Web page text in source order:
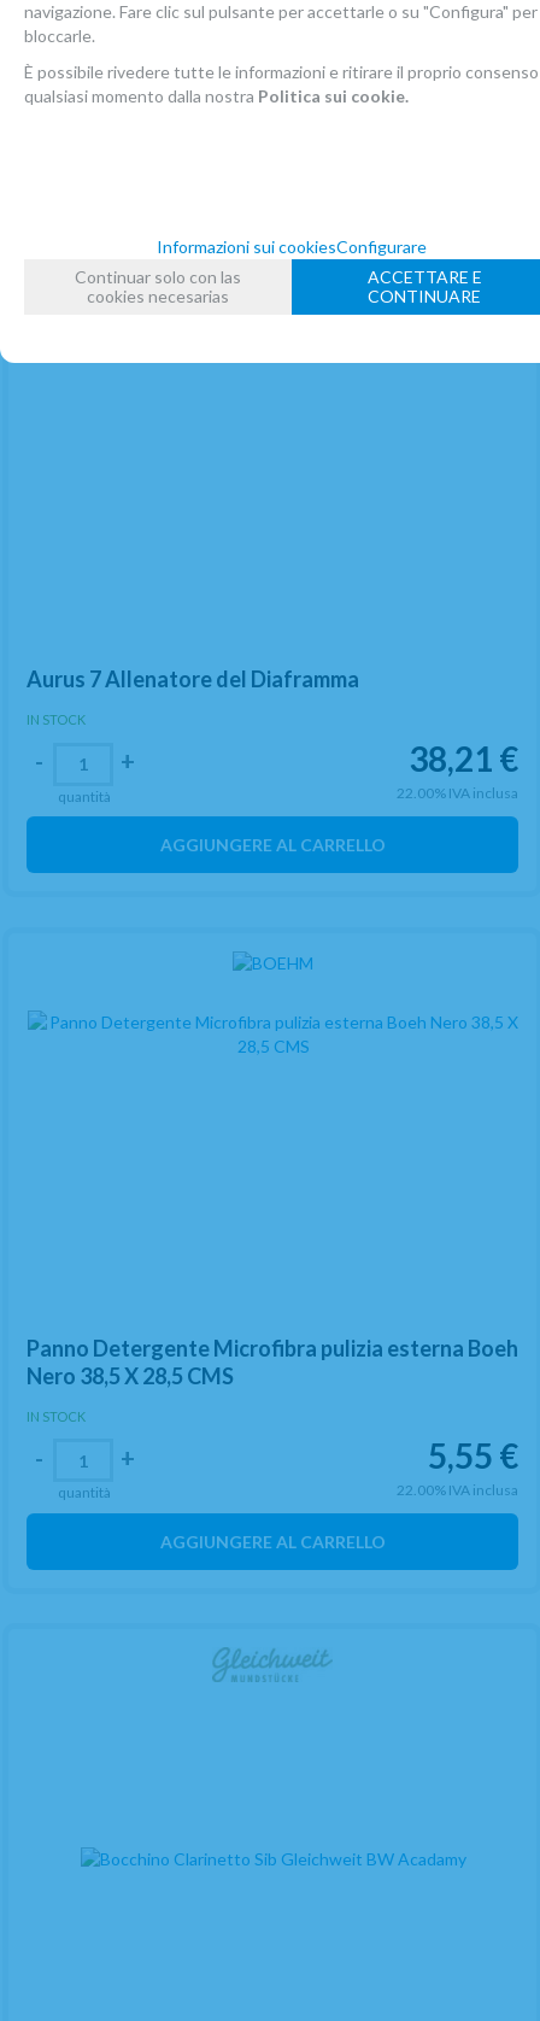
Legatura e Copribocchino
65,71€
- +
Aurus 7 Allenatore del Diaframma
IN STOCK
38,21 €
22.00% IVA inclusa
- +
quantità
AGGIUNGERE AL CARRELLO
Panno Detergente Microfibra pulizia esterna Boeh
Nero 38,5 X 28,5 CMS
IN STOCK
5,55 €
22.00% IVA inclusa
- +
quantità
AGGIUNGERE AL CARRELLO
navigazione. Fare clic sul pulsante per accettarle o su "Configura" per
bloccarle.
È possibile rivedere tutte le informazioni e ritirare il proprio
qualsiasi momento dalla nostra Politica sui cookie.
Informazioni sui cookiesConfigurare
Continuar solo con las
cookies necesarias
ACCETTARE E
CONTINUARE